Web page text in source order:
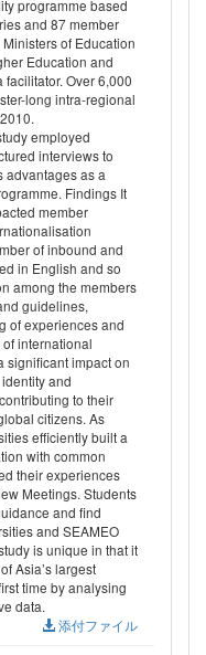
programme based
and 87 member
of Education
Education and
Over 6,000
long intra-regional
employed
interviews to
advantages as a
Findings It
member
of inbound and
in English and so
among the members
guidelines,
of experiences and
international
significant impact on
and
to their
citizens. As
efficiently built a
with common
their experiences
Meetings. Students
and find
and SEAMEO
is unique in that it
Asia’s largest
time by analysing
data.
添付ファイル